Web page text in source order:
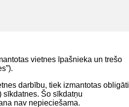
vietnes īpašnieka un trešo
darbību, tiek izmantotas obligāti
sīkdatnes. Šo sīkdatņu
nav nepieciešama.
Privātuma politika
Lapas karte